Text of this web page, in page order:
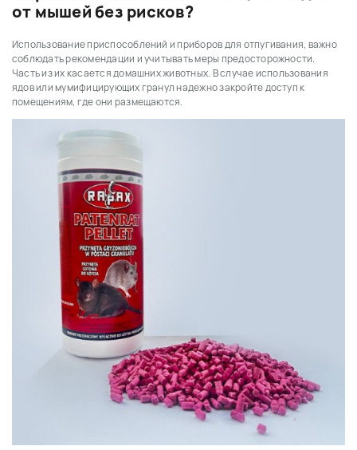
от мышей без рисков?
Использование приспособлений и приборов для отпугивания, важно
соблюдать рекомендации и учитывать меры предосторожности.
Часть из их касается домашних животных. В случае использования
ядов или мумифицирующих гранул надежно закройте доступ к
помещениям, где они размещаются.